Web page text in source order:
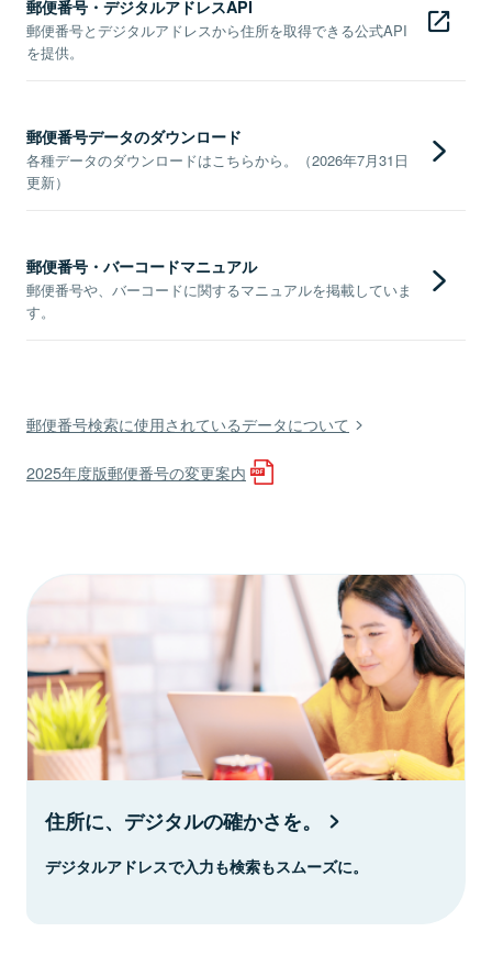
郵便番号・デジタルアドレスAPI
郵便番号とデジタルアドレスから住所を取得できる公式API
を提供。
郵便番号データのダウンロード
各種データのダウンロードはこちらから。（2026年7月31日
更新）
郵便番号・バーコードマニュアル
郵便番号や、バーコードに関するマニュアルを掲載していま
す。
郵便番号検索に使用されているデータについて
2025年度版郵便番号の変更案内
住所に、デジタルの確かさを。
デジタルアドレスで入力も検索もスムーズに。